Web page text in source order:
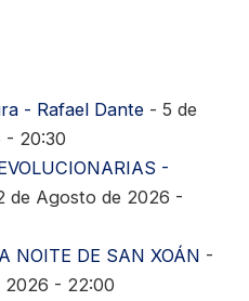
- Rafael Dante- 5 de
- 20:30
-
de Agosto de 2026 -
NOITE DE SAN XOÁN -
2026 - 22:00